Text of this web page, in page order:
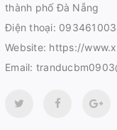
thành phố Đà Nẵng
Điện thoại:
Website: https://
Email: